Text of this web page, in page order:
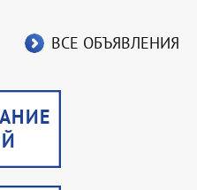
ВСЕ ОБЪЯВЛЕНИЯ